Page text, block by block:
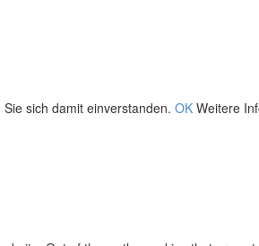
sich damit einverstanden. OK Weitere